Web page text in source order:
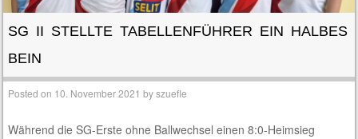
SG II STELLTE TABELLENFÜHRER EIN HALBES
BEIN
Posted on 10. November 2021 byszuefle
Während die SG-Erste ohne Ballwechsel einen 8:0-Heimsieg